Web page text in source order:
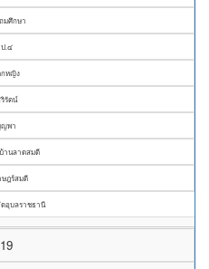
มศึกษา
ป.๔
กหญิง
รัตน์
พา
บ้านลาดสมดี
ษฎร์สมดี
อุบลราชธานี
19